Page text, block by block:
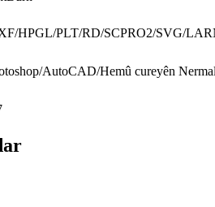
HPGL/PLT/RD/SCPRO2/SVG/
AutoCAD/Hemû cureyên